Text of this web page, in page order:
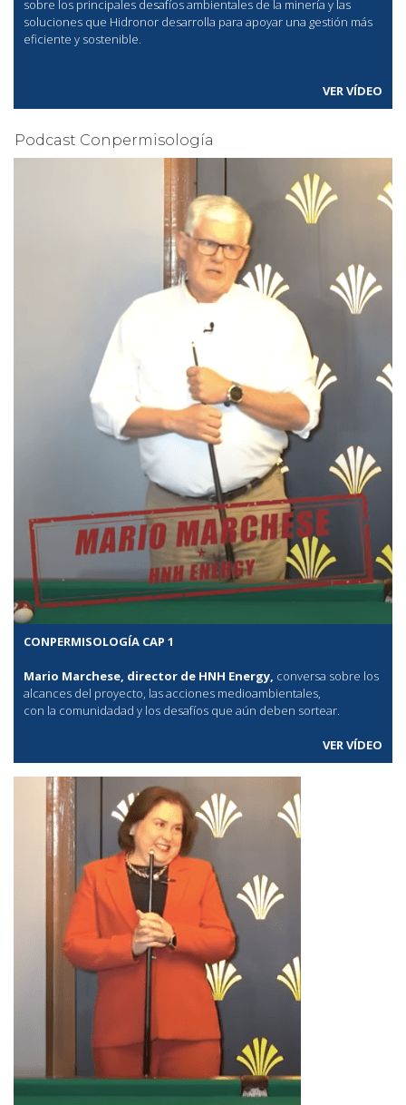
sobre los principales desafíos ambientales de la minería y las
soluciones que Hidronor desarrolla para apoyar una gestión más
eficiente y sostenible.
VER VÍDEO
Podcast Conpermisología
CONPERMISOLOGÍA CAP 1
Mario Marchese, director de HNH Energy, conversa sobre los
alcances del proyecto, las acciones medioambientales,
con la comunidadad y los desafíos que aún deben sortear.
VER VÍDEO